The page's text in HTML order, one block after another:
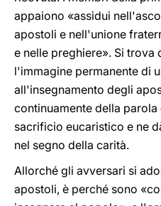
appaiono «assidui
apostoli e nell'unione
e nelle preghiere». Si trova
l'immagine permanente di
all'insegnamento degli
continuamente della
sacrificio eucaristico e ne
nel segno della carità.
Allorché gli avversari si
apostoli, è perché sono